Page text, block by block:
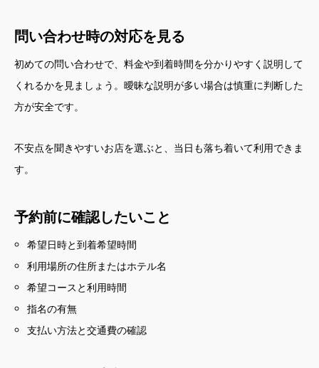
問い合わせ時の対応を見る
初めての問い合わせで、料金や到着時間を分かりやすく説明して
くれるかを見ましょう。曖昧な説明が多い場合は慎重に判断した
方が安全です。
不安点を聞きやすいお店を選ぶと、当日も落ち着いて利用できま
す。
予約前に確認したいこと
希望日時と到着希望時間
利用場所の住所またはホテル名
希望コースと利用時間
指名の有無
支払い方法と交通費の確認